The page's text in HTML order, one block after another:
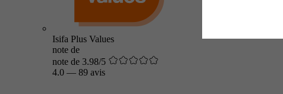
Isifa Plus Values
note de
note de 3.98/5
4.0 — 89 avis